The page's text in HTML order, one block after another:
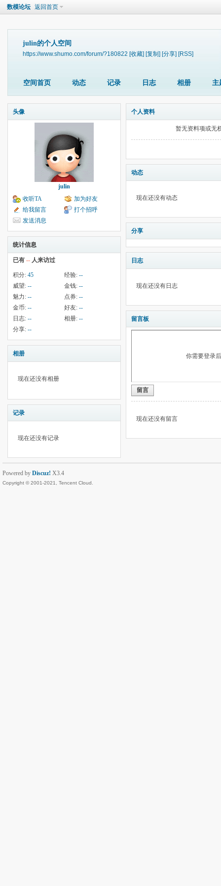
数模论坛 返回首页
julin的个人空间
https://www.shumo.com/forum/?180822 [收藏] [复制] [分享] [RSS]
空间首页 动态 记录 日志 相册 主
头像
julin
收听TA
加为好友
给我留言
打个招呼
发送消息
统计信息
已有 -- 人来访过
积分: 45 经验: --
威望: -- 金钱: --
魅力: -- 点券: --
金币: -- 好友: --
日志: -- 相册: --
分享: --
相册
现在还没有相册
记录
现在还没有记录
个人资料
暂无资料项或无
动态
现在还没有动态
分享
日志
现在还没有日志
留言板
你需要登录
留言
现在还没有留言
Powered by Discuz! X3.4
Copyright © 2001-2021, Tencent Cloud.